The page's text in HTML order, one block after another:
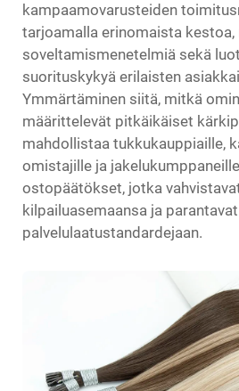
kampaamovarusteiden
tarjoamalla erinomaista
soveltamismenetelmiä sekä
suorituskykyä erilaisten
Ymmärtäminen siitä, mitkä
määrittelevät pitkäikäiset
mahdollistaa tukkukauppiaille,
omistajille ja
ostopäätökset, jotka
kilpailuasemaansa ja parantavat
palvelulaatustandardejaan.